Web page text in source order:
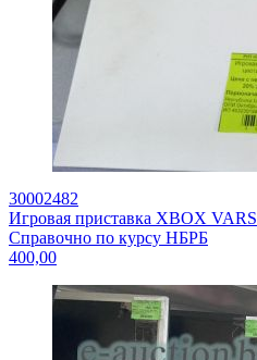
30002482
Игровая приставка XBOX VARS
Справочно по курсу НБРБ
400,00